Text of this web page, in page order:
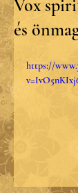
Vox
és
https://